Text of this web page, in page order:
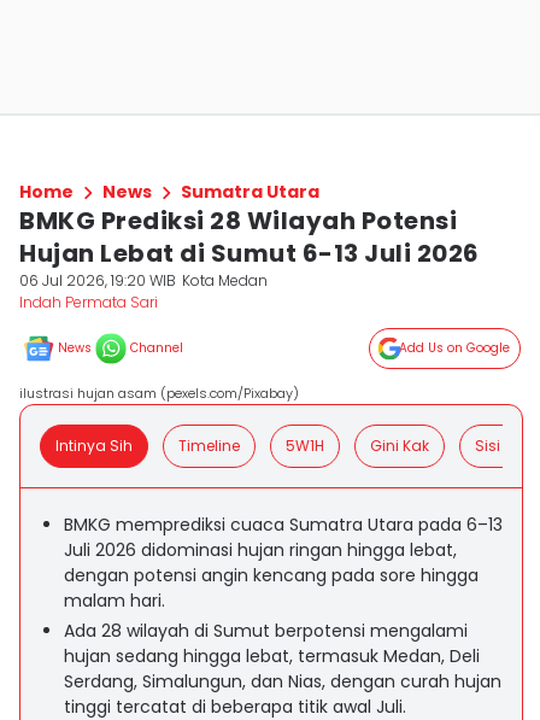
Home News Sumatra Utara
BMKG Prediksi 28 Wilayah Potensi
Hujan Lebat di Sumut 6-13 Juli 2026
06 Jul 2026, 19:20 WIB Kota Medan
Indah Permata Sari
News Channel Add Us on Google
ilustrasi hujan asam (pexels.com/Pixabay)
Intinya Sih Timeline 5W1H Gini Kak Sisi
BMKG memprediksi cuaca Sumatra Utara pada 6–13
Juli 2026 didominasi hujan ringan hingga lebat,
dengan potensi angin kencang pada sore hingga
malam hari.
Ada 28 wilayah di Sumut berpotensi mengalami
hujan sedang hingga lebat, termasuk Medan, Deli
Serdang, Simalungun, dan Nias, dengan curah hujan
tinggi tercatat di beberapa titik awal Juli.